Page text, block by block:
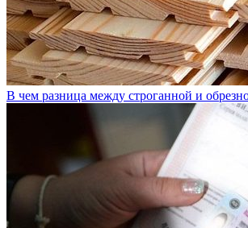
В чем разница между строганной и